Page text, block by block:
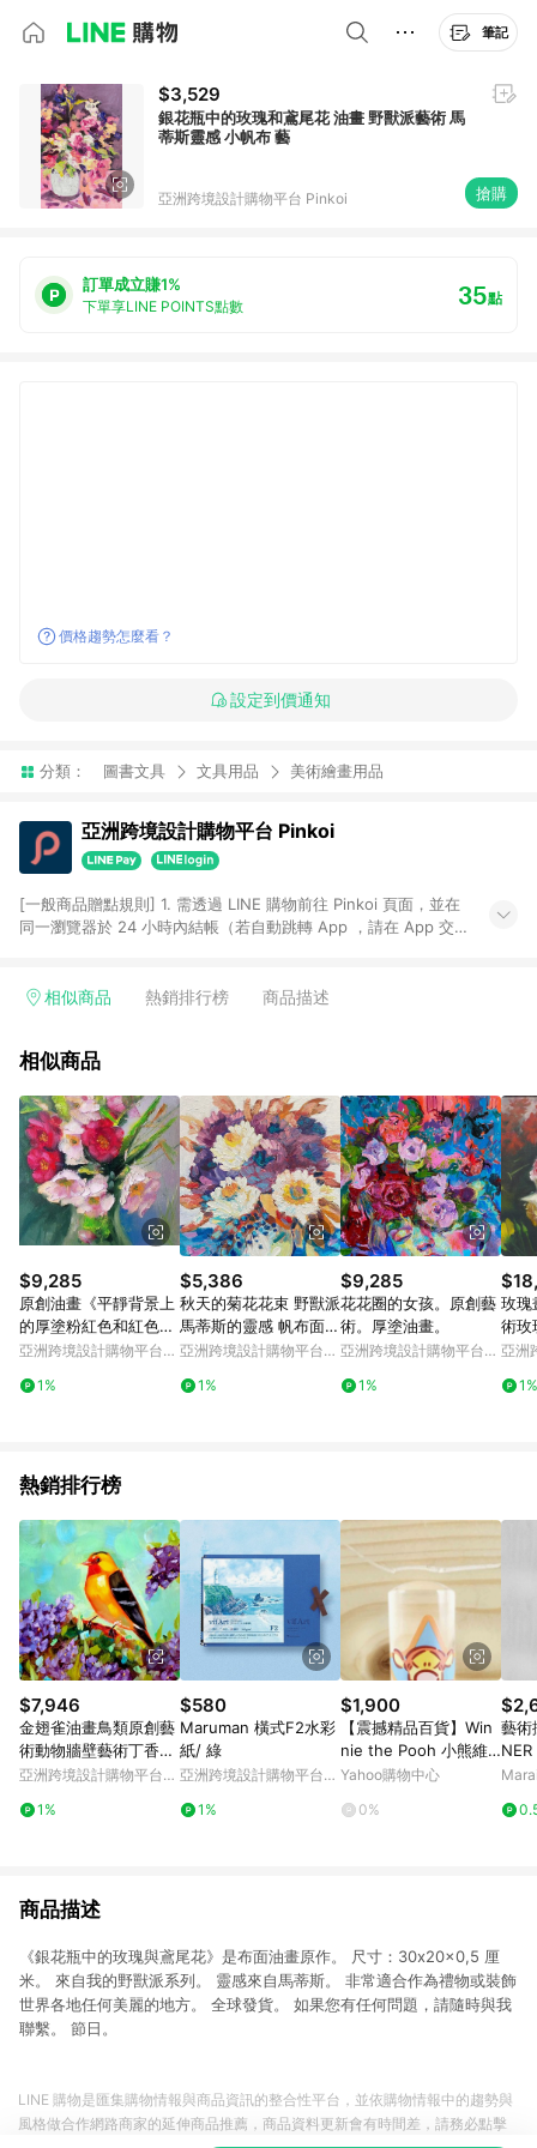
筆記
$3,529
銀花瓶中的玫瑰和鳶尾花 油畫 野獸派藝術 馬
蒂斯靈感 小帆布 藝
亞洲跨境設計購物平台 Pinkoi 搶購
訂單成立賺1%
下單享LINE POINTS點數 35點
價格趨勢怎麼看？
設定到價通知
分類： 圖書文具 文具用品 美術繪畫用品
亞洲跨境設計購物平台 Pinkoi
[一般商品贈點規則] 1. 需透過 LINE 購物前往 Pinkoi 頁面，並在
同一瀏覽器於 24 小時內結帳（若自動跳轉 App ，請在 App 交
回饋訂單不得享有 Pinkoi 站方優惠，例如首購優惠，P coins，
行為，不具贈點資格，部分退款不在此限。 6. APP 請更新至
貨後 45 天後發送。 8. 群眾募資商品，禮物卡，開館保證金，補
運費，攤位費等不具贈點資格。 9. LINE 購物站上之商品規格、
顏色、價位、贈品如與 Pinkoi 商品資訊頁及購物車不符，以
Pinkoi 購物商品資訊頁及購物車標示為準。 10. 點數紅包使用規
則請以點數紅包活動說明為準。 11. 若於 LINE 購物前往 Pinkoi
頁面後才首次下載 Pinkoi APP 並完成訂單，不符合導購資格；承
上，首次下載 Pinkoi APP 後，需透過 LINE 購物前往 Pinkoi 頁
面，方享導購資格。
相似商品 熱銷排行榜 商品描述
相似商品
$9,285
原創油畫《平靜背景上
的厚塗粉紅色和紅色鬱
金香》7.9x7.9
亞洲跨境設計購物平台
1%
$5,386
秋天的菊花花束 野獸派
馬蒂斯的靈感 帆布面板
上的油畫 藝術品 治
亞洲跨境設計購物平台
1%
$9,285
花花圈的女孩。原創藝
術。厚塗油畫。
亞洲跨境設計購物平台
1%
玫瑰
術玫
牆 Ar
亞洲
1%
熱銷排行榜
$7,946
金翅雀油畫鳥類原創藝
術動物牆壁藝術丁香花
藝術品
亞洲跨境設計購物平台
1%
$580
Maruman 橫式F2水彩
紙/ 綠
亞洲跨境設計購物平台
1%
$1,900
【震撼精品百貨】Win
nie the Pooh 小熊維
尼~水晶印章-跳跳虎
Yahoo購物中心
0%
藝術
- 單
商品描述
《銀花瓶中的玫瑰與鳶尾花》是布面油畫原作。 尺寸：30x20x0,5 厘
米。 來自我的野獸派系列。 靈感來自馬蒂斯。 非常適合作為禮物或裝飾
世界各地任何美麗的地方。 全球發貨。 如果您有任何問題，請隨時與我
聯繫。 節日。
LINE 購物是匯集購物情報與商品資訊的整合性平台，並依購物情報中的趨勢與
風格做合作網路商家的延伸商品推薦，商品資料更新會有時間差，請務必點擊